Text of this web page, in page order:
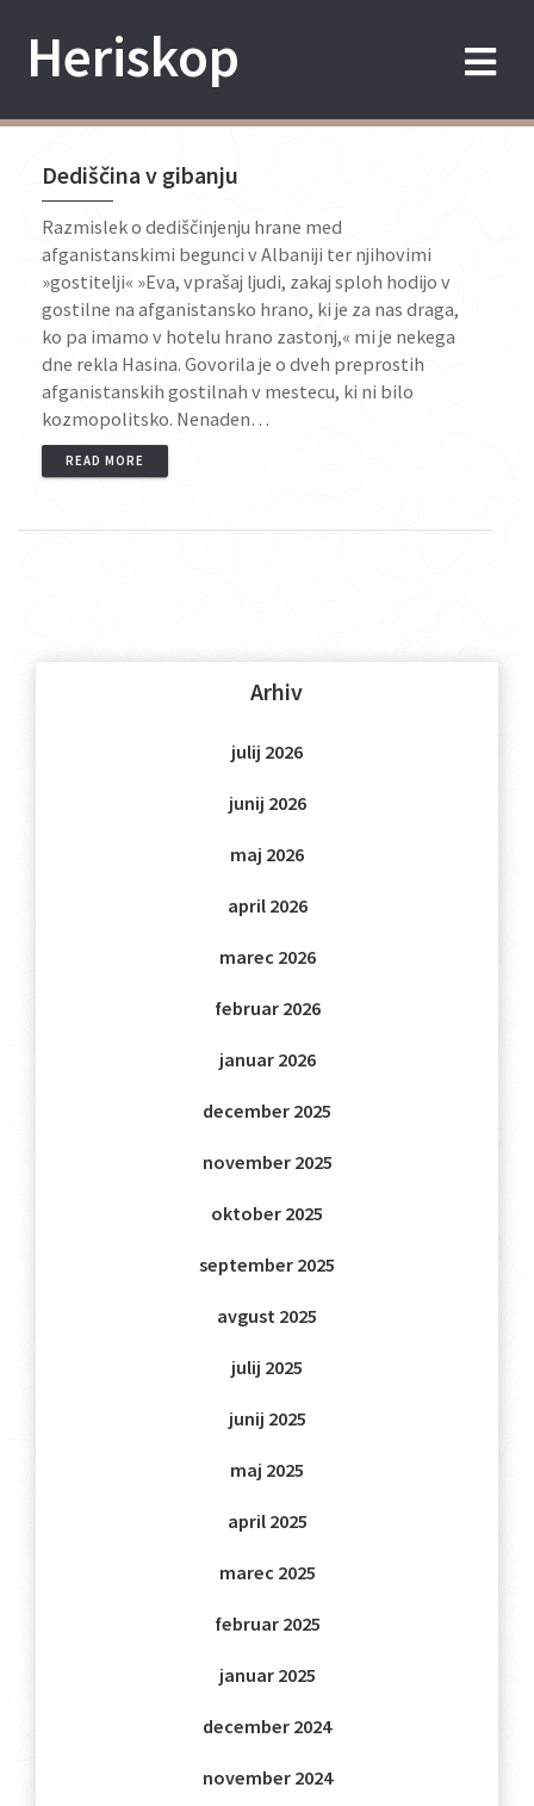
Heriskop
Dediščina v gibanju
Razmislek o dediščinjenju hrane med
afganistanskimi begunci v Albaniji ter njihovimi
»gostitelji« »Eva, vprašaj ljudi, zakaj sploh hodijo v
gostilne na afganistansko hrano, ki je za nas draga,
ko pa imamo v hotelu hrano zastonj,« mi je nekega
dne rekla Hasina. Govorila je o dveh preprostih
afganistanskih gostilnah v mestecu, ki ni bilo
kozmopolitsko. Nenaden…
READ MORE
Arhiv
julij 2026
junij 2026
maj 2026
april 2026
marec 2026
februar 2026
januar 2026
december 2025
november 2025
oktober 2025
september 2025
avgust 2025
julij 2025
junij 2025
maj 2025
april 2025
marec 2025
februar 2025
januar 2025
december 2024
november 2024